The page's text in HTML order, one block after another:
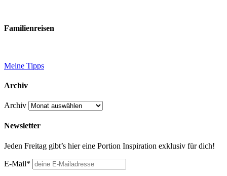
Familienreisen
Meine Tipps
Archiv
Archiv
Newsletter
Jeden Freitag gibt’s hier eine Portion Inspiration exklusiv für dich!
E-Mail*